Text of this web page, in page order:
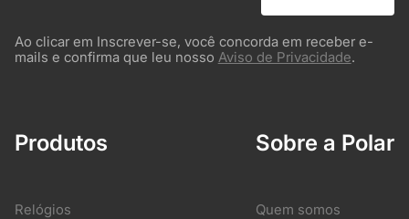
Ao clicar em Inscrever-se, você concorda em receber e-
mails e confirma que leu nosso Aviso de Privacidade.
Produtos
Relógios
Sobre a Polar
Quem somos